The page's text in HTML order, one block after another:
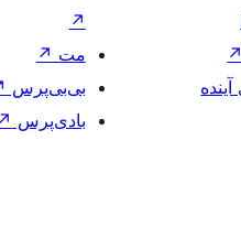
↗
↗
مت ↗
بی‌بی‌پرس
بادی‌پرس